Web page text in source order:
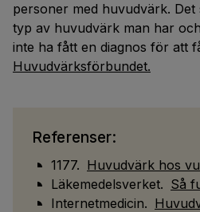
personer med huvudvärk.
typ av huvudvärk man har
inte ha fått en diagnos för att
Huvudvärksförbundet.
Referenser:
1177. Huvudvärk hos
Läkemedelsverket. Så
Internetmedicin.